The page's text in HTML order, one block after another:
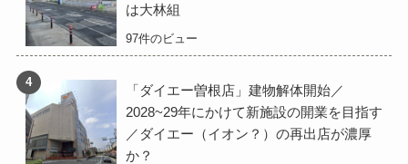
は大林組
97件のビュー
「ダイエー曽根店」建物解体開始／
2028~29年にかけて新施設の開業を目指す
／ダイエー（イオン？）の再出店が濃厚
か？